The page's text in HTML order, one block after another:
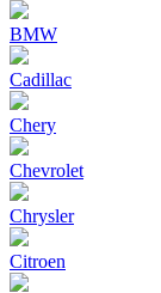
BMW
Cadillac
Chery
Chevrolet
Chrysler
Citroen